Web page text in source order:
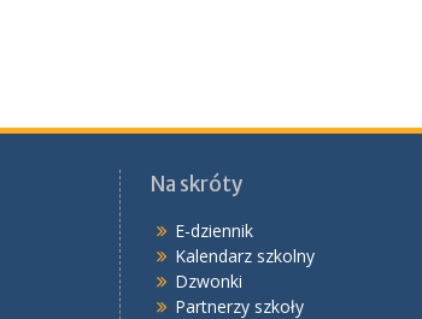
Na skróty
E-dziennik
Kalendarz szkolny
Dzwonki
Partnerzy szkoły